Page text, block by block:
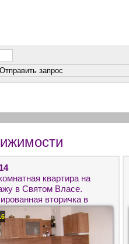
квартира на
в Святом Власе.
вторичка в
с видом на море.